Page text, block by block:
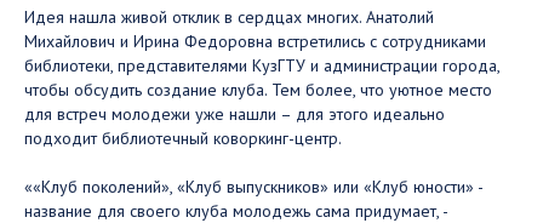
Идея нашла живой отклик в сердцах многих. Анатолий
Михайлович и Ирина Федоровна встретились с сотрудниками
библиотеки, представителями КузГТУ и администрации города,
чтобы обсудить создание клуба. Тем более, что уютное место
для встреч молодежи уже нашли – для этого идеально
подходит библиотечный коворкинг-центр.
««Клуб поколений», «Клуб выпускников» или «Клуб юности» -
название для своего клуба молодежь сама придумает, -